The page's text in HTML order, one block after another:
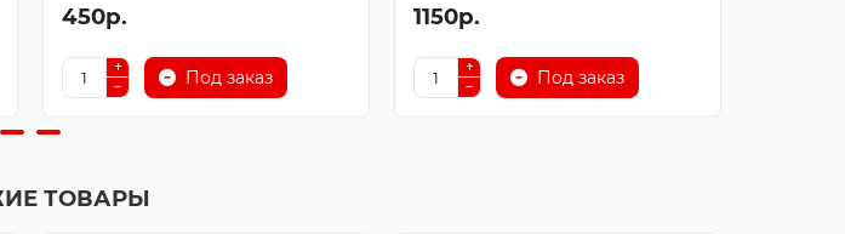
450р.
Под заказ
1150р.
Под заказ
ТОВАРЫ